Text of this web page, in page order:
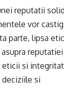
reputatii
vor
parte, lipsa
reputatiei
eticii si
si